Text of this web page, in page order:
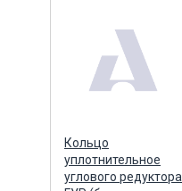
Кольцо
уплотнительное
углового редуктора